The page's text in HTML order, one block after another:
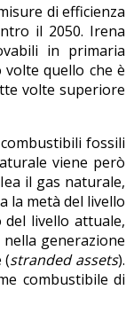
di efficienza
il 2050. Irena
in primaria
quello che è
volte superiore
fossili
viene però
il gas naturale,
la metà del livello
livello attuale,
generazione
(stranded assets).
combustibile di